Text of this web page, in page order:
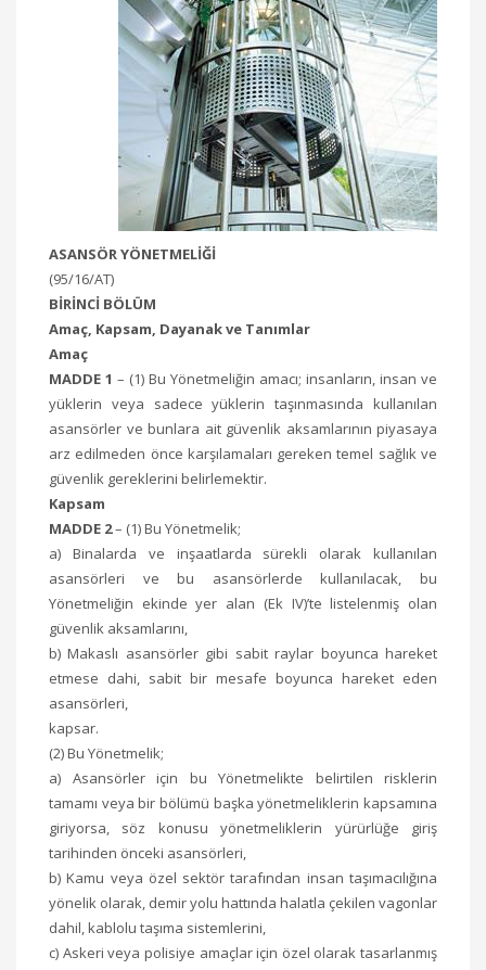
ASANSÖR YÖNETMELİĞİ
(95/16/AT)
BİRİNCİ BÖLÜM
Amaç, Kapsam, Dayanak ve Tanımlar
Amaç
MADDE 1 – (1) Bu Yönetmeliğin amacı; insanların, insan ve
yüklerin veya sadece yüklerin taşınmasında kullanılan
asansörler ve bunlara ait güvenlik aksamlarının piyasaya
arz edilmeden önce karşılamaları gereken temel sağlık ve
güvenlik gereklerini belirlemektir.
Kapsam
MADDE 2– (1) Bu Yönetmelik;
a) Binalarda ve inşaatlarda sürekli olarak kullanılan
asansörleri ve bu asansörlerde kullanılacak, bu
Yönetmeliğin ekinde yer alan (Ek IV)’te listelenmiş olan
güvenlik aksamlarını,
b) Makaslı asansörler gibi sabit raylar boyunca hareket
etmese dahi, sabit bir mesafe boyunca hareket eden
asansörleri,
kapsar.
(2) Bu Yönetmelik;
a) Asansörler için bu Yönetmelikte belirtilen risklerin
tamamı veya bir bölümü başka yönetmeliklerin kapsamına
giriyorsa, söz konusu yönetmeliklerin yürürlüğe giriş
tarihinden önceki asansörleri,
b) Kamu veya özel sektör tarafından insan taşımacılığına
yönelik olarak, demir yolu hattında halatla çekilen vagonlar
dahil, kablolu taşıma sistemlerini,
c) Askeri veya polisiye amaçlar için özel olarak tasarlanmış